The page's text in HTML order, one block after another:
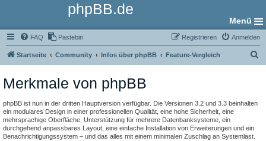
phpBB.de
Menü
FAQ Pastebin Anmelden
Registrieren
Startseite Community Infos über phpBB Feature-Vergleich
Merkmale von phpBB
phpBB ist nun in der dritten Hauptversion verfügbar. Die Versionen 3.2 und 3.3 beinhalten
ein modulares Design in einer professionellen Qualität, eine hohe Sicherheit, eine
mehrsprachige Oberfläche, Unterstützung für mehrere Datenbanksysteme, ein
durchgehend anpassbares Layout, eine einfache Installation von Erweiterungen und ein
Benachrichtigungssystem – und das alles mit einem minimalen Zuschlag an Systemlast.